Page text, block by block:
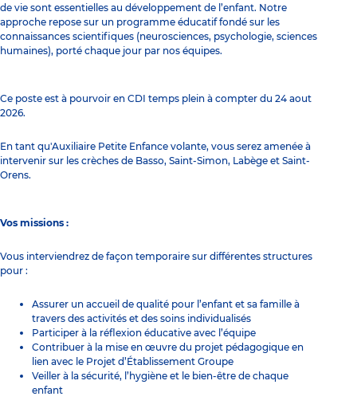
de vie sont essentielles au développement de l’enfant. Notre
approche repose sur un programme éducatif fondé sur les
connaissances scientifiques (neurosciences, psychologie, sciences
humaines), porté chaque jour par nos équipes.
Ce poste est à pourvoir en CDI temps plein à compter du 24 aout
2026.
En tant qu'Auxiliaire Petite Enfance volante, vous serez amenée à
intervenir sur les crèches de Basso, Saint-Simon, Labège et Saint-
Orens.
Vos missions :
Vous interviendrez de façon temporaire sur différentes structures
pour :
Assurer un accueil de qualité pour l’enfant et sa famille à
travers des activités et des soins individualisés
Participer à la réflexion éducative avec l’équipe
Contribuer à la mise en œuvre du projet pédagogique en
lien avec le Projet d’Établissement Groupe
Veiller à la sécurité, l’hygiène et le bien-être de chaque
enfant